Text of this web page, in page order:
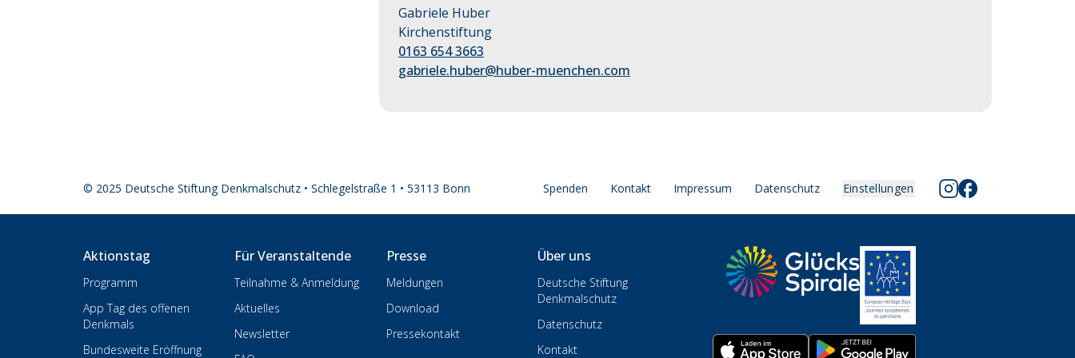
Gabriele Huber
Kirchenstiftung
0163 654 3663
gabriele.huber@huber-muenchen.com
© 2025 Deutsche Stiftung Denkmalschutz • Schlegelstraße 1 • 53113 Bonn Spenden Kontakt Impressum Datenschutz Einstellungen
Aktionstag
Programm
App Tag des offenen
Denkmals
Bundesweite Eröffnung
Für Veranstaltende
Teilnahme & Anmeldung
Aktuelles
Newsletter
Presse
Meldungen
Download
Pressekontakt
Über uns
Deutsche Stiftung
Denkmalschutz
Datenschutz
Kontakt